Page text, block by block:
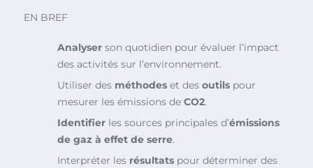
EN BREF
Analyser son quotidien pour évaluer l’impact
des activités sur l’environnement.
Utiliser des méthodes et des outils pour
mesurer les émissions de CO2.
Identifier les sources principales d’émissions
de gaz à effet de serre.
Interpréter les résultats pour déterminer des